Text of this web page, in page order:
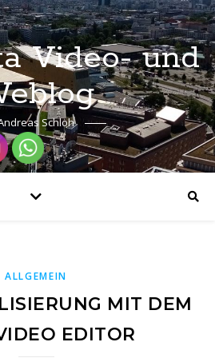
Video- und
Schloh
ALLGEMEIN
MIT DEM
EDITOR